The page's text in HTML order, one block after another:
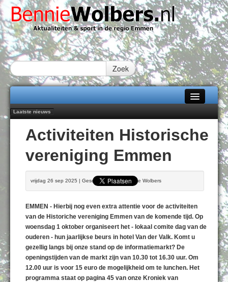
Zoek
Home
Alle categorieën
Over Bennie Wolbers
Fotoboek
Laatste nieuws
nieuwe rugsponsor
Najaar '26 staat live!
102 kaarsen voor eeuwling Mieke Sijbom-Maatje
Emmen wint op Open Dag overtuigend van Almere City
Treffer van Quispel bezorgt FC Emmen droomstart
Activiteiten Historische
vereniging Emmen
vrijdag 26 sep 2025 | Geschreven door Bennie Wolbers
EMMEN - Hierbij nog even extra attentie voor de activiteiten
van de Historiche vereniging Emmen van de komende tijd. Op
woensdag 1 oktober organiseert het - lokaal comite dag van de
ouderen - hun jaarlijkse beurs in hotel Van der Valk. Komt u
gezellig langs bij onze stand op de informatiemarkt? De
openingstijden van de markt zijn van 10.30 tot 16.30 uur. Om
12.00 uur is voor 15 euro de mogelijkheid om te lunchen. Het
programma staat op pagina 45 van onze Kroniek van